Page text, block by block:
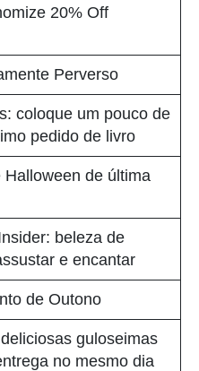
20% Off
Perverso
coloque um pouco de
pedido de livro
de última
beleza de
e encantar
de Outono
guloseimas
no mesmo dia